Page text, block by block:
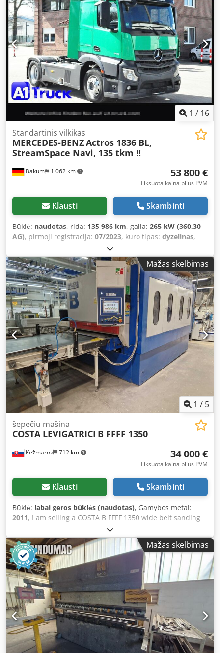
pakaba:oras, krovimo vietos ilgis:6 200 mm, krovos erdvės
aukštis:600 mm, Įranga:
ABS, autonominis šildytuvas,
borto kompiuteris, diferencialo užraktas, kranas, kruizo
kontrolė, oro kondicionavimas, priekabos jungtis,
suodžių filtras, žemas triukšmo lygis,
1 / 16
Bakum 1 062 km
Standartinis vilkikas
MERCEDES-BENZActros 1836 BL,
StreamSpace Navi, 135 tkm !!
53 800 €
Fiksuota kaina plius PVM
Klausti Skambinti
Būklė: naudotas, rida: 135 986 km, galia: 265 kW (360,30
AG), pirmoji registracija: 07/2023, kuro tipas: dyzelinas,
, didžiausias leistinas svoris:
kg, bendras svoris:18 000 kg, padangos dydis:315/70
22,5, padang padangų:70 procentas, ašių konfigūracija:
4x2, ratų bazė:3 700 mm , kita apžiūra (TÜV):08/2026,
spalva:žalia, vairuotojo kabina:miegamoji kabina,
pavaros tipas:automatinis, emisijos klasė:Euro 6
, pakaba:
plienas-oras, Gamybos metai:2023, veikimo valandos:
135 986 h, priekinės padangos dydis:315/70 22,5
, galinės
padangos dydis:315/70 22,5, Įranga:ABS, autonominis
šildytuvas, kruizo kontrolė, navigacijos sistema, oro
kondicionavimas, oro pagalvė, sunkvežimio registracija
Mažas skelbimas
1 / 5
Kežmarok 712 km
šepečiu mašina
COSTA LEVIGATRICI B FFFF 1350
34 000 €
Fiksuota kaina plius PVM
Klausti Skambinti
Būklė: labai geros būklės (naudotas), Gamybos metai:
2011, I am selling a COSTA B FFFF 1350 wide belt sanding
machine, year of manufacture 2011. Configuration: - 4
brush units with brush heads included - Cleaning unit at
the rear, combining brush and blowing function - Working
width: 1350 mm - Integrated vacuum table with built-in fan
Designed for line operation, featuring a stable working
height with movable units. Drive: 4 motors, total power
output 32 kW Condition: Very good! Dodpfxjvxfaho Ah Rock
Available immediately.
Mažas skelbimas